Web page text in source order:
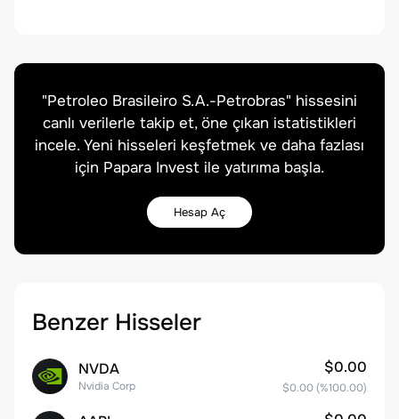
"Petroleo Brasileiro S.A.-Petrobras" hissesini
canlı verilerle takip et, öne çıkan istatistikleri
incele. Yeni hisseleri keşfetmek ve daha fazlası
için Papara Invest ile yatırıma başla.
Hesap Aç
Benzer Hisseler
NVDA
Nvidia Corp
$0.00
$0.00 (%100.00)